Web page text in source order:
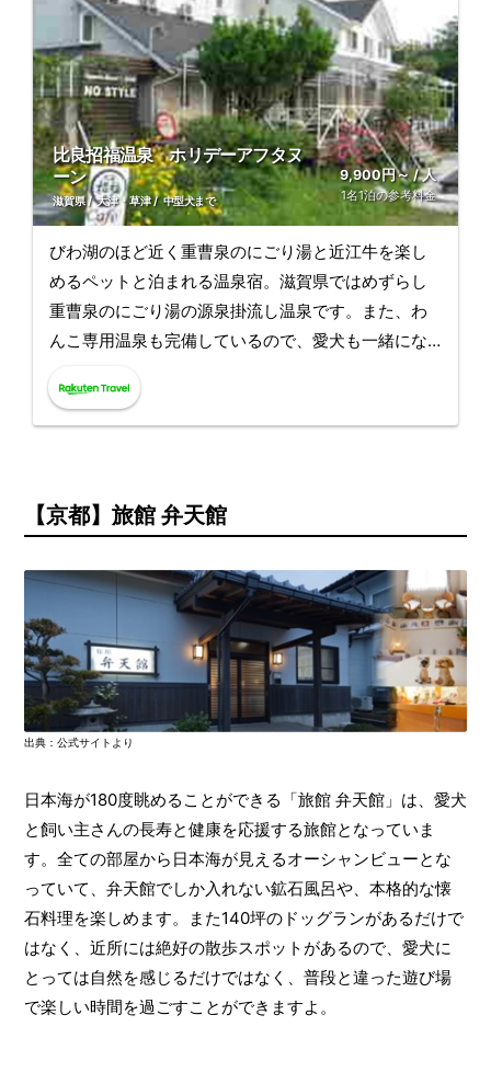
比良招福温泉 ホリデーアフタヌ
ーン
滋賀県 大津・草津 中型犬まで
9,900円～ / 人
1名1泊の参考料金
びわ湖のほど近く重曹泉のにごり湯と近江牛を楽し
めるペットと泊まれる温泉宿。滋賀県ではめずらし
重曹泉のにごり湯の源泉掛流し温泉です。また、わ
んこ専用温泉も完備しているので、愛犬も一緒にな
ランが広がっており、天然芝のドッグランは良く整
備されているのでワンちゃんも思う存分楽しめま
【京都】旅館 弁天館
出典：公式サイトより
日本海が180度眺めることができる「旅館 弁天館」は、愛犬
と飼い主さんの長寿と健康を応援する旅館となっていま
す。全ての部屋から日本海が見えるオーシャンビューとな
っていて、弁天館でしか入れない鉱石風呂や、本格的な懐
石料理を楽しめます。また140坪のドッグランがあるだけで
はなく、近所には絶好の散歩スポットがあるので、愛犬に
とっては自然を感じるだけではなく、普段と違った遊び場
で楽しい時間を過ごすことができますよ。